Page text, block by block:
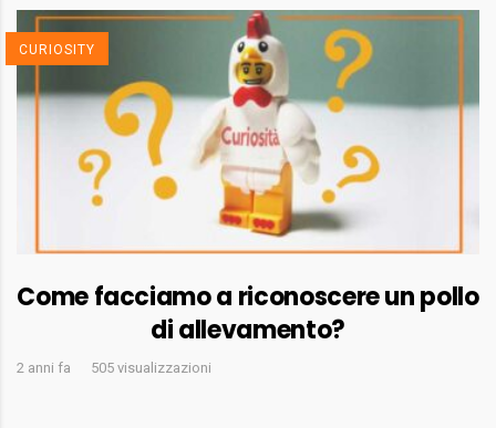
CURIOSITY
Come facciamo a riconoscere un pollo
di allevamento?
2 anni fa 505 visualizzazioni